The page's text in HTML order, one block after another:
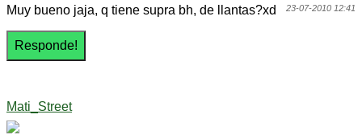
23-07-2010 12:41
Muy bueno jaja, q tiene supra bh, de llantas?xd
Mati_Street